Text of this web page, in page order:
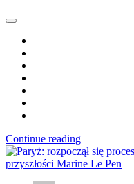
Continue reading